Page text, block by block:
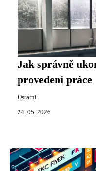
Jak správně
provedení práce
Ostatní
24. 05. 2026